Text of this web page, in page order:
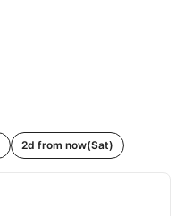
2d from now(Sat)